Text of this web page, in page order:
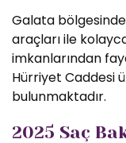
Galata
araçları ile
imkanlarından
Hürriyet Caddesi
bulunmaktadır.
2025 Saç